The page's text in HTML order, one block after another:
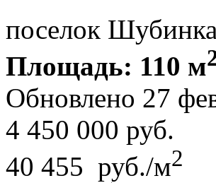
поселок Шубинка
Площадь: 110 м
Обновлено 27
4 450 000 руб.
40 455 руб./м2